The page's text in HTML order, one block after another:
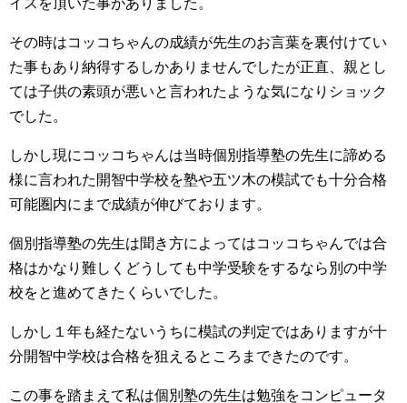
イスを頂いた事がありました。
その時はコッコちゃんの成績が先生のお言葉を裏付けてい
た事もあり納得するしかありませんでしたが正直、親とし
ては子供の素頭が悪いと言われたような気になりショック
でした。
しかし現にコッコちゃんは当時個別指導塾の先生に諦める
様に言われた開智中学校を塾や五ツ木の模試でも十分合格
可能圏内にまで成績が伸びております。
個別指導塾の先生は聞き方によってはコッコちゃんでは合
格はかなり難しくどうしても中学受験をするなら別の中学
校をと進めてきたくらいでした。
しかし１年も経たないうちに模試の判定ではありますが十
分開智中学校は合格を狙えるところまできたのです。
この事を踏まえて私は個別塾の先生は勉強をコンピュータ